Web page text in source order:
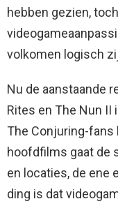
hebben gezien,
volkomen logisch
Nu de aanstaande
Rites en The Nun II
The Conjuring-fans
hoofdfilms gaat de
en locaties, de ene
ding is dat